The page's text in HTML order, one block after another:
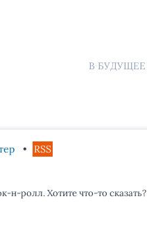
В БУДУЩЕЕ
RSS
ролл. Хотите что-то сказать?